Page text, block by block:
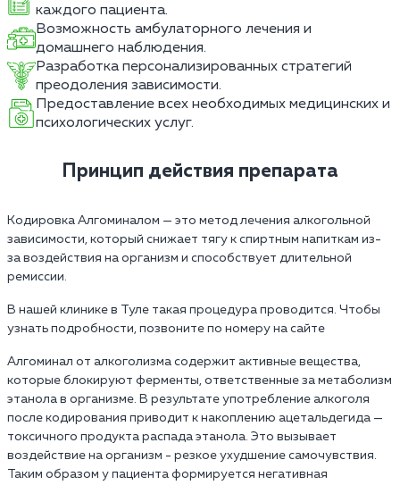
каждого пациента.
Возможность амбулаторного лечения и
домашнего наблюдения.
Разработка персонализированных стратегий
преодоления зависимости.
Предоставление всех необходимых медицинских и
психологических услуг.
Принцип действия препарата
Кодировка Алгоминалом — это метод лечения алкогольной
зависимости, который снижает тягу к спиртным напиткам из-
за воздействия на организм и способствует длительной
ремиссии.
В нашей клинике в Туле такая процедура проводится. Чтобы
узнать подробности, позвоните по номеру на сайте
Алгоминал от алкоголизма содержит активные вещества,
которые блокируют ферменты, ответственные за метаболизм
этанола в организме. В результате употребление алкоголя
после кодирования приводит к накоплению ацетальдегида —
токсичного продукта распада этанола. Это вызывает
воздействие на организм - резкое ухудшение самочувствия.
Таким образом у пациента формируется негативная